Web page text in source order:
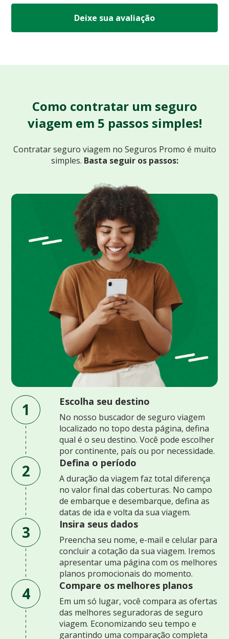
Deixe sua avaliação
Como contratar um seguro
viagem em 5 passos simples!
Contratar seguro viagem no Seguros Promo é muito
simples. Basta seguir os passos:
1 Escolha seu destino
No nosso buscador de seguro viagem
localizado no topo desta página, defina
qual é o seu destino. Você pode escolher
por continente, país ou por necessidade.
2 Defina o período
A duração da viagem faz total diferença
no valor final das coberturas. No campo
de embarque e desembarque, defina as
datas de ida e volta da sua viagem.
3 Insira seus dados
Preencha seu nome, e-mail e celular para
concluir a cotação da sua viagem. Iremos
apresentar uma página com os melhores
planos promocionais do momento.
4 Compare os melhores planos
Em um só lugar, você compara as ofertas
das melhores seguradoras de seguro
viagem. Economizando seu tempo e
garantindo uma comparação completa